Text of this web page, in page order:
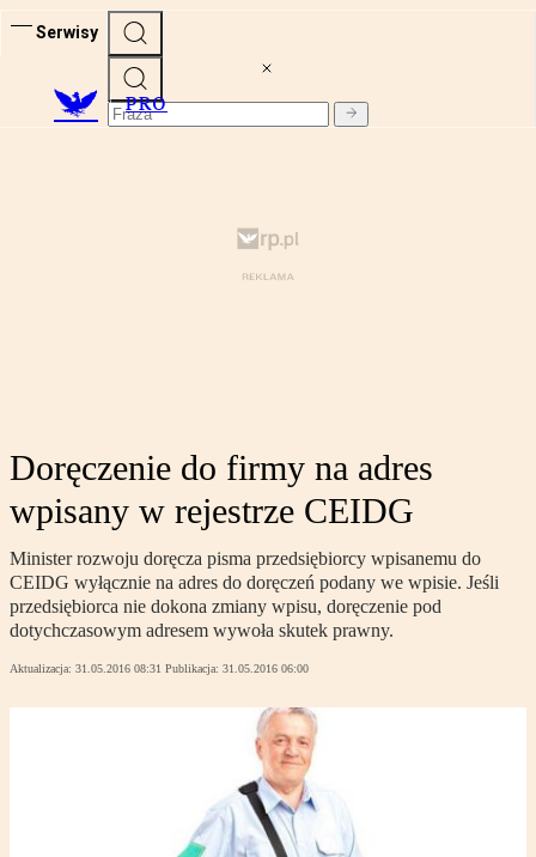
Serwisy
PRO
Doręczenie do firmy na adres
wpisany w rejestrze CEIDG
Minister rozwoju doręcza pisma przedsiębiorcy wpisanemu do
CEIDG wyłącznie na adres do doręczeń podany we wpisie. Jeśli
przedsiębiorca nie dokona zmiany wpisu, doręczenie pod
dotychczasowym adresem wywoła skutek prawny.
Aktualizacja: 31.05.2016 08:31 Publikacja: 31.05.2016 06:00